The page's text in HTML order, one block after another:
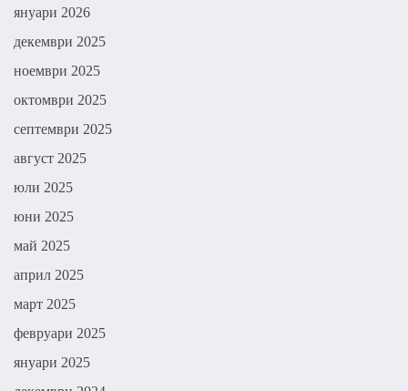
януари 2026
декември 2025
ноември 2025
октомври 2025
септември 2025
август 2025
юли 2025
юни 2025
май 2025
април 2025
март 2025
февруари 2025
януари 2025